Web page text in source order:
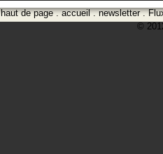
haut de page.accueil.newsletter.
©